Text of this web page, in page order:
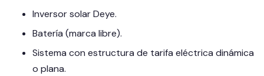
Inversor solar Deye.
Batería (marca libre).
Sistema con estructura de tarifa eléctrica dinámica
o plana.